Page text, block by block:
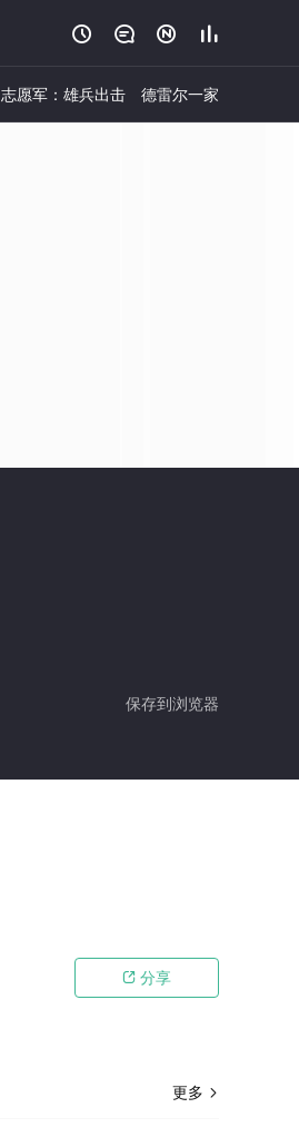
   
志愿军：雄兵出击 德雷尔一家
保存到浏览器
 分享
更多 